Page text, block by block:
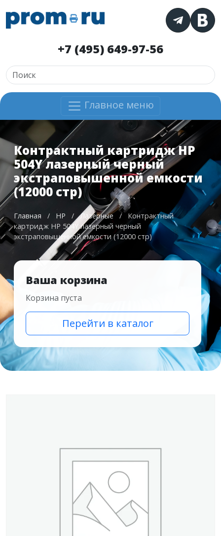
+7 (495) 649-97-56
Главное меню
Контрактный картридж HP
504Y лазерный черный
экстраповышенной емкости
(12000 стр)
Главная / HP / Лазерные /
Контрактный
картридж HP 504Y лазерный черный
экстраповышенной емкости (12000 стр)
Ваша корзина
Корзина пуста
Перейти в каталог